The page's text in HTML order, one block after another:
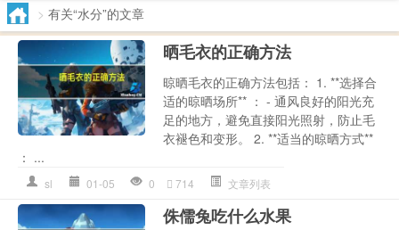
> 有关“水分”的文章
晒毛衣的正确方法
晾晒毛衣的正确方法包括： 1. **选择合
适的晾晒场所** ： - 通风良好的阳光充
足的地方，避免直接阳光照射，防止毛
衣褪色和变形。 2. **适当的晾晒方式**
： ...
sl 01-05 0 714 文章列表
侏儒兔吃什么水果